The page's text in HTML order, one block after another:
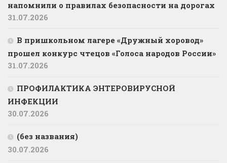
напомнили о правилах безопасности на дорогах
31.07.2026
В пришкольном лагере «Дружный хоровод»
прошел конкурс чтецов «Голоса народов России»
31.07.2026
ПРОФИЛАКТИКА ЭНТЕРОВИРУСНОЙ
ИНФЕКЦИИ
30.07.2026
(без названия)
30.07.2026